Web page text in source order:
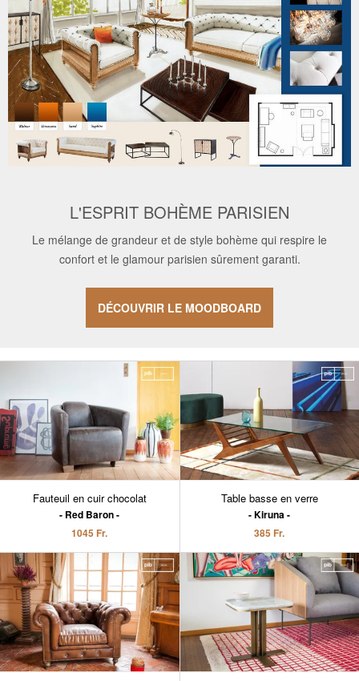
L'ESPRIT BOHÈME PARISIEN
Le mélange de grandeur et de style bohème qui respire le
confort et le glamour parisien sûrement garanti.
DÉCOUVRIR LE MOODBOARD
Fauteuil en cuir chocolat
Red Baron
1045 Fr.
Table basse en verre
Kiruna
385 Fr.